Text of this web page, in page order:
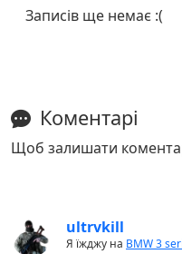
Записів ще немає :(
Коментарі
Щоб залишати
ultrvkill
Я їжджу на BMW 3